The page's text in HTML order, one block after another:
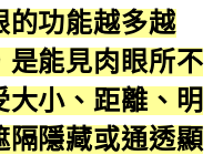
的功能越多越
是能見肉眼所不
小、距離、明
隔隱藏或通透顯